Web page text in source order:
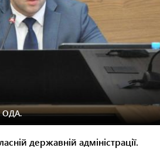
ОДА.
державній адміністрації.